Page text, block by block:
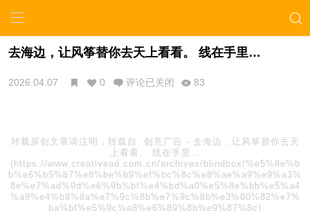
去海边，让风筝替你去天上看看。 线在手里…
2026.04.07 0 评论已关闭 83
转载原创文章请注明，转载自: 创意广告 - 去海边，让风筝替你去天
上看看。 线在手里…
(https://www.creativead.com.cn/archives/blindbox/%e5%8e%b
b%e6%b5%b7%e8%be%b9%ef%bc%8c%e8%ae%a9%e9%a3%
8e%e7%ad%9d%e6%9b%bf%e4%bd%a0%e5%8e%bb%e5%a4
%a9%e4%b8%8a%e7%9c%8b%e7%9c%8b%e3%80%82%e7%
ba%bf%e5%9c%a8%e6%89%8b%e9%87%8c)